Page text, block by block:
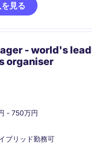
行、KOL連携、営業支
見る
- world's
organiser
- 750万円
ブリッド勤務可